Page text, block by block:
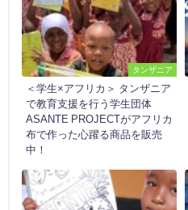
タンザニア
＜学生×アフリカ＞ タンザニア
で教育支援を行う学生団体
ASANTE PROJECTがアフリカ
布で作った心躍る商品を販売
中！